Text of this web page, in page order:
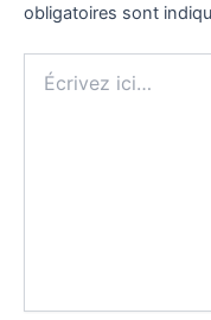
obligatoires sont
ici…